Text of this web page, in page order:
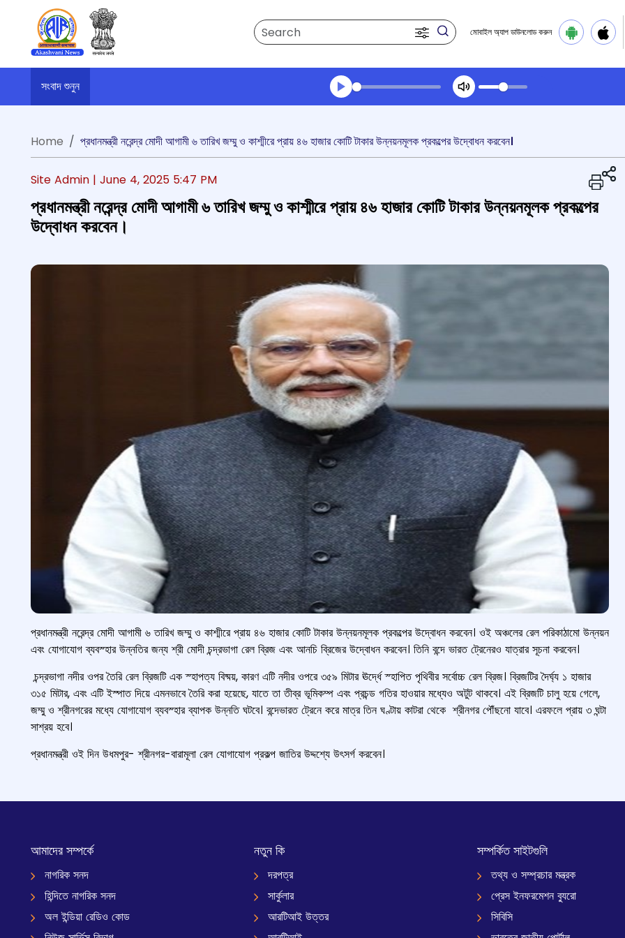
Search মোবাইল অ্যাপ ডাউনলোড করুন
সংবাদ শুনুন
Transcript summary
Home
প্রধানমন্ত্রী নরেন্দ্র মোদী আগামী ৬ তারিখ জম্মু ও কাশ্মীরে প্রায় ৪৬ হাজার কোটি টাকার উন্নয়নমূলক প্রকল্পের উদ্বোধন করবেন।
Site Admin | June 4, 2025 5:47 PM
প্রধানমন্ত্রী নরেন্দ্র মোদী আগামী ৬ তারিখ জম্মু ও কাশ্মীরে প্রায় ৪৬ হাজার কোটি টাকার উন্নয়নমূলক প্রকল্পের
উদ্বোধন করবেন।
প্রধানমন্ত্রী নরেন্দ্র মোদী আগামী ৬ তারিখ জম্মু ও কাশ্মীরে প্রায় ৪৬ হাজার কোটি টাকার উন্নয়নমূলক প্রকল্পের উদ্বোধন করবেন। ওই অঞ্চলের রেল পরিকাঠামো উন্নয়ন
এবং যোগাযোগ ব্যবস্হার উন্নতির জন্য শ্রী মোদী চন্দ্রভাগা রেল ব্রিজ এবং আনচি ব্রিজের উদ্বোধন করবেন। তিনি বন্দে ভারত ট্রেনেরও যাত্রার সূচনা করবেন।
চন্দ্রভাগা নদীর ওপর তৈরি রেল ব্রিজটি এক স্হাপত্য বিষ্ময়, কারণ এটি নদীর ওপরে ৩৫৯ মিটার ঊর্দ্ধে স্হাপিত পৃথিবীর সর্বোচ্চ রেল ব্রিজ। ব্রিজটির দৈর্ঘ্য ১ হাজার
৩১৫ মিটার, এবং এটি ইস্পাত দিয়ে এমনভাবে তৈরি করা হয়েছে, যাতে তা তীব্র ভূমিকম্প এবং প্রচন্ড গতির হাওয়ার মধ্যেও অটুট থাকবে। এই ব্রিজটি চালু হয়ে গেলে,
জম্মু ও শ্রীনগরের মধ্যে যোগাযোগ ব্যবস্হার ব্যাপক উন্নতি ঘটবে। বন্দেভারত ট্রেনে করে মাত্র তিন ঘণ্টায় কাটরা থেকে শ্রীনগর পৌঁছনো যাবে। এরফলে প্রায় ৩ ঘন্টা
সাশ্রয় হবে।
প্রধানমন্ত্রী ওই দিন উধমপুর- শ্রীনগর-বারামূলা রেল যোগাযোগ প্রকল্প জাতির উদ্দশ্যে উৎসর্গ করবেন।
আমাদের সম্পর্কে
নাগরিক সনদ
হিন্দিতে নাগরিক সনদ
অল ইন্ডিয়া রেডিও কোড
নতুন কি
দরপত্র
সার্কুলার
আরটিআই উত্তর
সম্পর্কিত সাইটগুলি
তথ্য ও সম্প্রচার মন্ত্রক
প্রেস ইনফরমেশন ব্যুরো
সিবিসি